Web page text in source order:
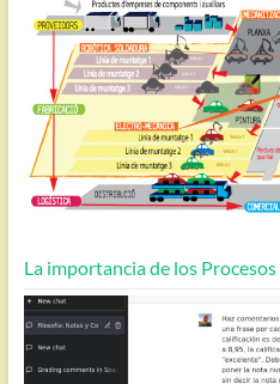
La importancia de los